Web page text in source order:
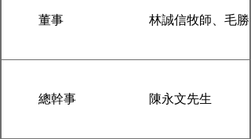
董事 林誠信牧師、毛
總幹事 陳永文先生